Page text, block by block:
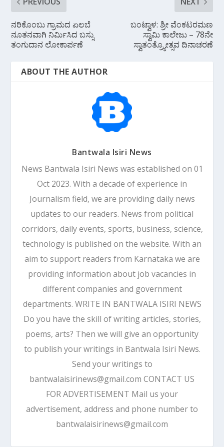
ನರಿಕೊಂಬು ಗ್ರಾಮದ ಏಲಬೆ
ನೂತನವಾಗಿ ನಿರ್ಮಿಸಿದ ಬಸ್ಸು
ತಂಗುದಾನ ಲೋಕಾರ್ಪಣೆ
ಬಂಟ್ವಾಳ: ಶ್ರೀ ವೆಂಕಟರಮಣ
ಸ್ವಾಮಿ ಕಾಲೇಜು – 78ನೇ
ಸ್ವಾತಂತ್ರ್ಯೋತ್ಸವ ದಿನಾಚರಣೆ
ABOUT THE AUTHOR
Bantwala Isiri News
News Bantwala Isiri News was established on 01
Oct 2023. With a decade of experience in
Journalism field, we are providing daily news
updates to our readers. News from political
corridors, daily events, sports, business, science,
technology is published on the website. With an
aim to support readers from Karnataka we are
providing information about job vacancies in
different companies and government
departments. WRITE IN BANTWALA ISIRI NEWS
Do you have the skill of writing articles, stories,
poems, arts? Then we will give an opportunity
to publish your writings in Bantwala Isiri News.
Send your writings to
bantwalaisirinews@gmail.com CONTACT US
FOR ADVERTISEMENT Mail us your
advertisement, address and phone number to
bantwalaisirinews@gmail.com